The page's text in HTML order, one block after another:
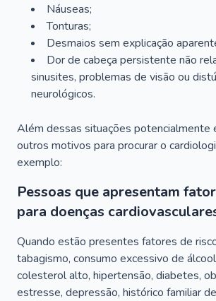
Náuseas;
Tonturas;
Desmaios sem explicação
Dor de cabeça persistente não
sinusites, problemas de visão ou
neurológicos.
Além dessas situações potencialmente
outros motivos para procurar o
exemplo:
Pessoas que apresentam
para doenças
Quando estão presentes fatores de
tabagismo, consumo excessivo de
colesterol alto, hipertensão, diabetes,
estresse, depressão, histórico familiar